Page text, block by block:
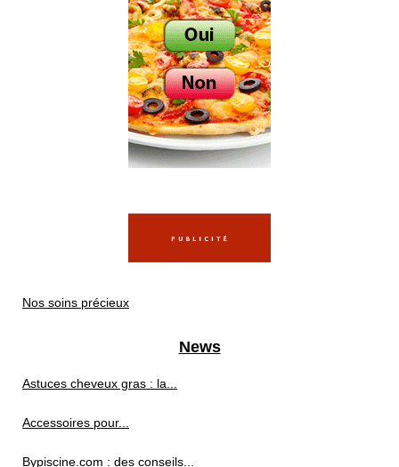
Nos soins précieux
News
Astuces cheveux gras : la...
Accessoires pour...
Bypiscine.com : des conseils...